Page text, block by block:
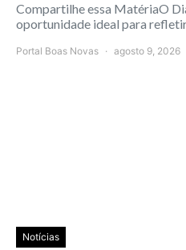
Compartilhe essa MatériaO
oportunidade ideal para
Portal Boas Novas agosto 9, 2026
Notícias